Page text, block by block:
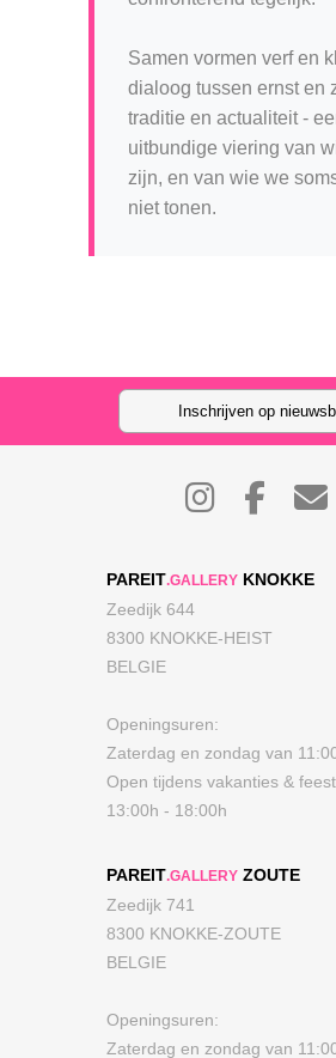
Samen vormen verf en
dialoog tussen ernst en
traditie en actualiteit -
uitbundige viering van
zijn, en van wie we
niet tonen.
Inschrijven op
PAREIT.GALLERY KNOKKE
Zeedijk 644
8300 KNOKKE-HEIST
BELGIE
Openingsuren:
Zaterdag en zondag van
Open tijdens vakanties &
13:00h - 18:00h
PAREIT.GALLERY ZOUTE
Zeedijk 741
8300 KNOKKE-ZOUTE
BELGIE
Openingsuren:
Zaterdag en zondag van